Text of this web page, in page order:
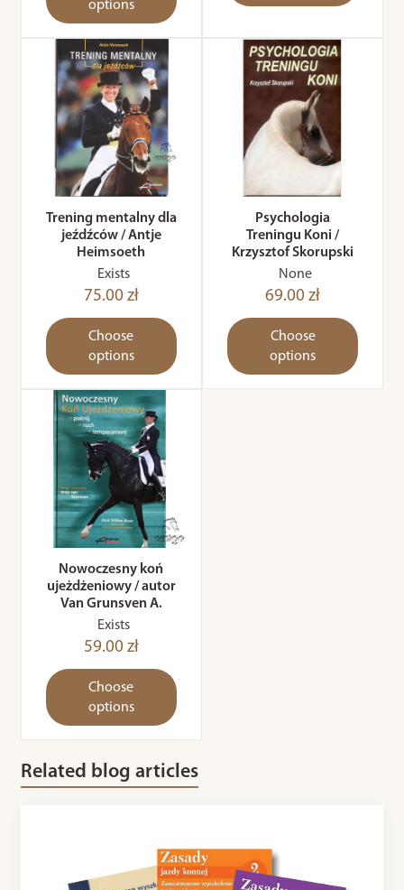
options
Trening mentalny dla
jeźdźców / Antje
Heimsoeth
Exists
75.00 zł
Choose
options
Psychologia
Treningu Koni /
Krzysztof Skorupski
None
69.00 zł
Choose
options
Nowoczesny koń
ujeżdżeniowy / autor
Van Grunsven A.
Exists
59.00 zł
Choose
options
Related blog articles